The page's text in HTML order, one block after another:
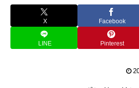
X Facebook
LINE Pinterest